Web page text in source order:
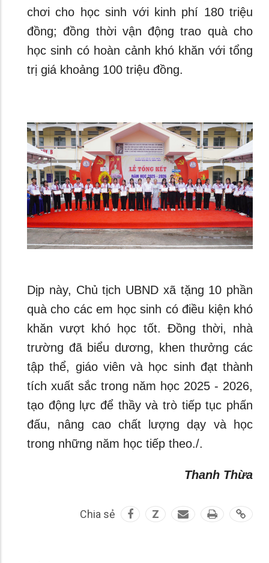
chơi cho học sinh với kinh phí 180 triệu
đồng; đồng thời vận động trao quà cho
học sinh có hoàn cảnh khó khăn với tổng
trị giá khoảng 100 triệu đồng.
Dịp này, Chủ tịch UBND xã tặng 10 phần
quà cho các em học sinh có điều kiện khó
khăn vượt khó học tốt. Đồng thời, nhà
trường đã biểu dương, khen thưởng các
tập thể, giáo viên và học sinh đạt thành
tích xuất sắc trong năm học 2025 - 2026,
tạo động lực để thầy và trò tiếp tục phấn
đấu, nâng cao chất lượng dạy và học
trong những năm học tiếp theo./.
Thanh Thừa
Chia sẻ Z